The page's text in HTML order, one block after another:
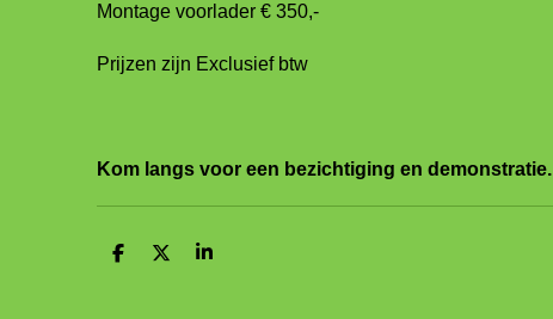
Montage voorlader € 350,-
Prijzen zijn Exclusief btw
Kom langs voor een bezichtiging en demonstratie.
D
D
S